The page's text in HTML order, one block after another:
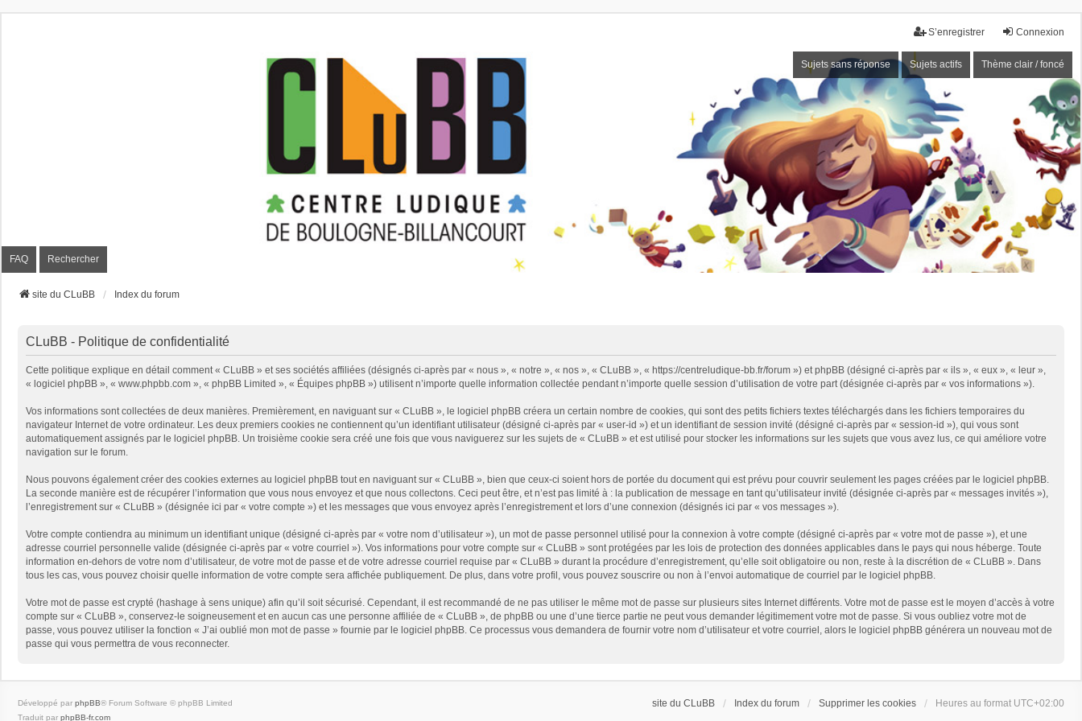
Connexion
S’enregistrer
Sujets sans réponse Sujets actifs Thème clair / foncé
FAQ Rechercher
site du CLuBB Index du forum
CLuBB - Politique de confidentialité
Cette politique explique en détail comment « CLuBB » et ses sociétés affiliées (désignés ci-après par « nous », « notre », « nos », « CLuBB », « https://centreludique-bb.fr/forum ») et phpBB (désigné ci-après par « ils », « eux », « leur »,
« logiciel phpBB », « www.phpbb.com », « phpBB Limited », « Équipes phpBB ») utilisent n’importe quelle information collectée pendant n’importe quelle session d’utilisation de votre part (désignée ci-après par « vos informations »).
Vos informations sont collectées de deux manières. Premièrement, en naviguant sur « CLuBB », le logiciel phpBB créera un certain nombre de cookies, qui sont des petits fichiers textes téléchargés dans les fichiers temporaires du
navigateur Internet de votre ordinateur. Les deux premiers cookies ne contiennent qu’un identifiant utilisateur (désigné ci-après par « user-id ») et un identifiant de session invité (désigné ci-après par « session-id »), qui vous sont
automatiquement assignés par le logiciel phpBB. Un troisième cookie sera créé une fois que vous naviguerez sur les sujets de « CLuBB » et est utilisé pour stocker les informations sur les sujets que vous avez lus, ce qui améliore votre
navigation sur le forum.
Nous pouvons également créer des cookies externes au logiciel phpBB tout en naviguant sur « CLuBB », bien que ceux-ci soient hors de portée du document qui est prévu pour couvrir seulement les pages créées par le logiciel phpBB.
La seconde manière est de récupérer l’information que vous nous envoyez et que nous collectons. Ceci peut être, et n’est pas limité à : la publication de message en tant qu’utilisateur invité (désignée ci-après par « messages invités »),
l’enregistrement sur « CLuBB » (désignée ici par « votre compte ») et les messages que vous envoyez après l’enregistrement et lors d’une connexion (désignés ici par « vos messages »).
Votre compte contiendra au minimum un identifiant unique (désigné ci-après par « votre nom d’utilisateur »), un mot de passe personnel utilisé pour la connexion à votre compte (désigné ci-après par « votre mot de passe »), et une
adresse courriel personnelle valide (désignée ci-après par « votre courriel »). Vos informations pour votre compte sur « CLuBB » sont protégées par les lois de protection des données applicables dans le pays qui nous héberge. Toute
information en-dehors de votre nom d’utilisateur, de votre mot de passe et de votre adresse courriel requise par « CLuBB » durant la procédure d’enregistrement, qu’elle soit obligatoire ou non, reste à la discrétion de « CLuBB ». Dans
tous les cas, vous pouvez choisir quelle information de votre compte sera affichée publiquement. De plus, dans votre profil, vous pouvez souscrire ou non à l’envoi automatique de courriel par le logiciel phpBB.
Votre mot de passe est crypté (hashage à sens unique) afin qu’il soit sécurisé. Cependant, il est recommandé de ne pas utiliser le même mot de passe sur plusieurs sites Internet différents. Votre mot de passe est le moyen d’accès à votre
compte sur « CLuBB », conservez-le soigneusement et en aucun cas une personne affiliée de « CLuBB », de phpBB ou une d’une tierce partie ne peut vous demander légitimement votre mot de passe. Si vous oubliez votre mot de
passe, vous pouvez utiliser la fonction « J’ai oublié mon mot de passe » fournie par le logiciel phpBB. Ce processus vous demandera de fournir votre nom d’utilisateur et votre courriel, alors le logiciel phpBB générera un nouveau mot de
passe qui vous permettra de vous reconnecter.
site du CLuBB Index du forum Supprimer les cookies Heures au format UTC+02:00
Développé par phpBB® Forum Software © phpBB Limited
Traduit par phpBB-fr.com